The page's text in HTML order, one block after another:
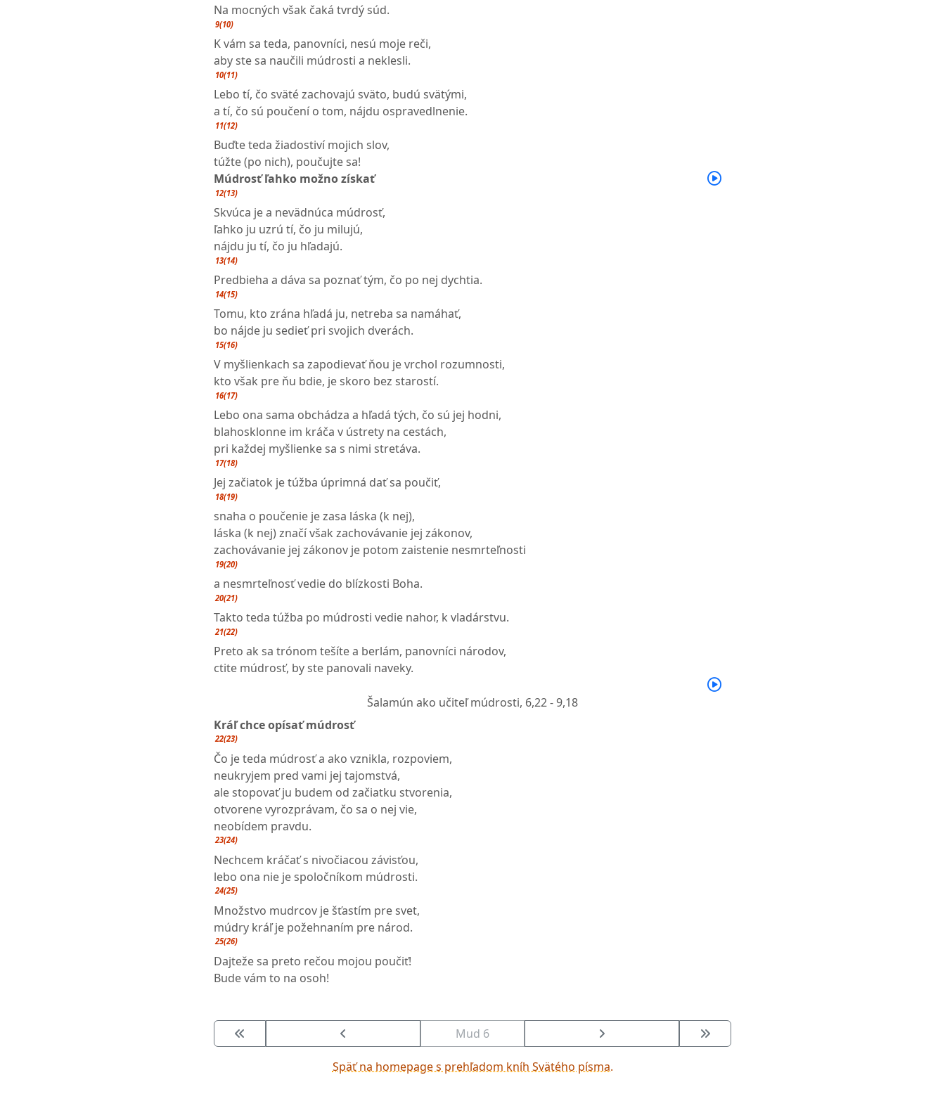
Na mocných však čaká tvrdý súd.
9(10)
K vám sa teda, panovníci, nesú moje reči,
aby ste sa naučili múdrosti a neklesli.
10(11)
Lebo tí, čo sväté zachovajú sväto, budú svätými,
a tí, čo sú poučení o tom, nájdu ospravedlnenie.
11(12)
Buďte teda žiadostiví mojich slov,
túžte (po nich), poučujte sa!
Múdrosť ľahko možno získať
12(13)
Skvúca je a nevädnúca múdrosť,
ľahko ju uzrú tí, čo ju milujú,
nájdu ju tí, čo ju hľadajú.
13(14)
Predbieha a dáva sa poznať tým, čo po nej dychtia.
14(15)
Tomu, kto zrána hľadá ju, netreba sa namáhať,
bo nájde ju sedieť pri svojich dverách.
15(16)
V myšlienkach sa zapodievať ňou je vrchol rozumnosti,
kto však pre ňu bdie, je skoro bez starostí.
16(17)
Lebo ona sama obchádza a hľadá tých, čo sú jej hodni,
blahosklonne im kráča v ústrety na cestách,
pri každej myšlienke sa s nimi stretáva.
17(18)
Jej začiatok je túžba úprimná dať sa poučiť,
18(19)
snaha o poučenie je zasa láska (k nej),
láska (k nej) značí však zachovávanie jej zákonov,
zachovávanie jej zákonov je potom zaistenie nesmrteľnosti
19(20)
a nesmrteľnosť vedie do blízkosti Boha.
20(21)
Takto teda túžba po múdrosti vedie nahor, k vladárstvu.
21(22)
Preto ak sa trónom tešíte a berlám, panovníci národov,
ctite múdrosť, by ste panovali naveky.
Šalamún ako učiteľ múdrosti, 6,22 - 9,18
Kráľ chce opísať múdrosť
22(23)
Čo je teda múdrosť a ako vznikla, rozpoviem,
neukryjem pred vami jej tajomstvá,
ale stopovať ju budem od začiatku stvorenia,
otvorene vyrozprávam, čo sa o nej vie,
neobídem pravdu.
23(24)
Nechcem kráčať s nivočiacou závisťou,
lebo ona nie je spoločníkom múdrosti.
24(25)
Množstvo mudrcov je šťastím pre svet,
múdry kráľ je požehnaním pre národ.
25(26)
Dajteže sa preto rečou mojou poučiť!
Bude vám to na osoh!
Mud 6
Späť na homepage s prehľadom kníh Svätého písma.